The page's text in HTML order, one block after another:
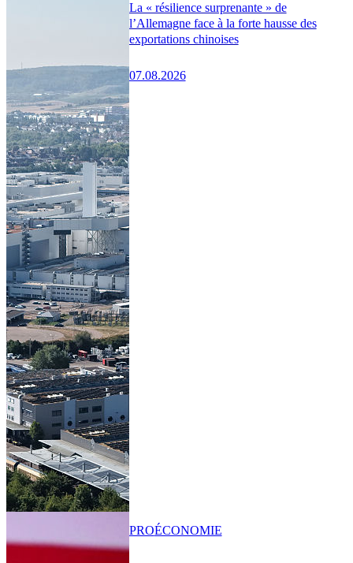
La « résilience surprenante » de
l’Allemagne face à la forte hausse des
exportations chinoises
07.08.2026
PROÉCONOMIE